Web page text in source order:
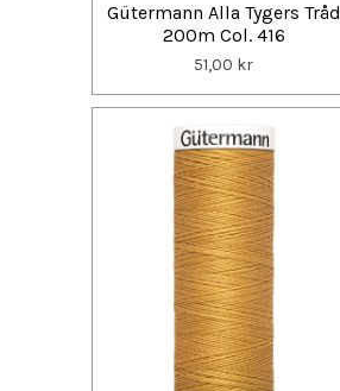
Gütermann Alla Tygers Tråd
200m Col. 416
51,00 kr